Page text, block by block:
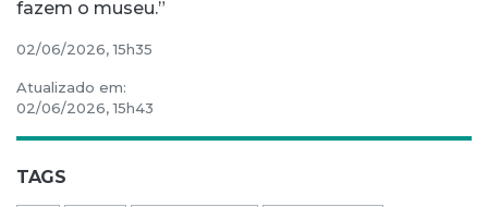
fazem o museu.”
02/06/2026, 15h35
Atualizado em:
02/06/2026, 15h43
TAGS